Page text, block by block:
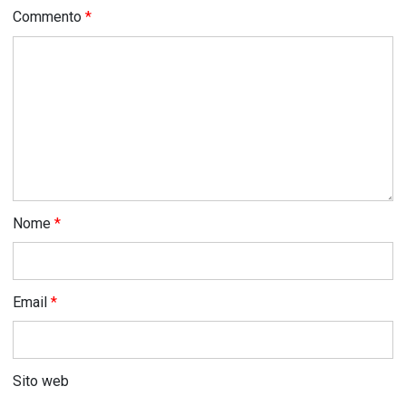
Commento *
Nome *
Email *
Sito web